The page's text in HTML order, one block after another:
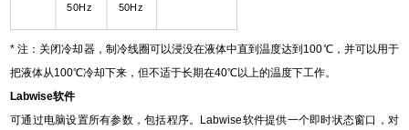
50Hz 50Hz
*注：关闭冷却器，制冷线圈可以浸没在液体中直到温度达到100℃，并可以用于
把液体从100℃冷却下来，但不适于长期在40℃以上的温度下工作。
Labwise软件
可通过电脑设置所有参数，包括程序。Labwise软件提供一个即时状态窗口，对